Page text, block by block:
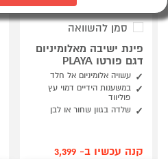
סמן להשוואה
פינת ישיבה מאלומיניום
דגם פורטו PLAYA
עשויה אלומיניום אל חלד
במשענות הידיים דמוי עץ
פוליווד
שלדה בגוון שחור או לבן
קנה עכשיו ב- 3,399